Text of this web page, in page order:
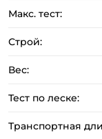
и
Хуккипер
аккуратной
Макс. тест:
Строй:
Вес:
Тест по леске:
Транспортная